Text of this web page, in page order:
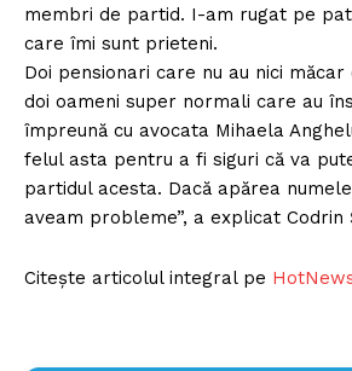
membri de partid. I-am rugat pe
care îmi sunt prieteni.
Doi pensionari care nu au nici
doi oameni super normali care au
împreună cu avocata Mihaela
felul asta pentru a fi siguri că va
partidul acesta. Dacă apărea
aveam probleme”, a explicat Codrin
Citește articolul integral pe